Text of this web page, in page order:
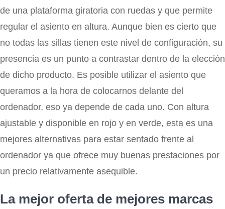
de una plataforma giratoria con ruedas y que permite
regular el asiento en altura. Aunque bien es cierto que
no todas las sillas tienen este nivel de configuración, su
presencia es un punto a contrastar dentro de la elección
de dicho producto. Es posible utilizar el asiento que
queramos a la hora de colocarnos delante del
ordenador, eso ya depende de cada uno. Con altura
ajustable y disponible en rojo y en verde, esta es una
mejores alternativas para estar sentado frente al
ordenador ya que ofrece muy buenas prestaciones por
un precio relativamente asequible.
La mejor oferta de mejores marcas